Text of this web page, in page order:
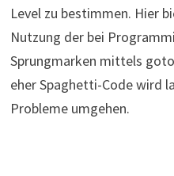
Level zu bestimmen. Hier
Nutzung der bei
Sprungmarken mittels
eher Spaghetti-Code wird
Probleme umgehen.